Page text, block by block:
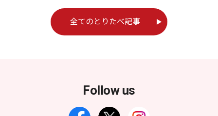
全てのとりたべ記事
Follow us